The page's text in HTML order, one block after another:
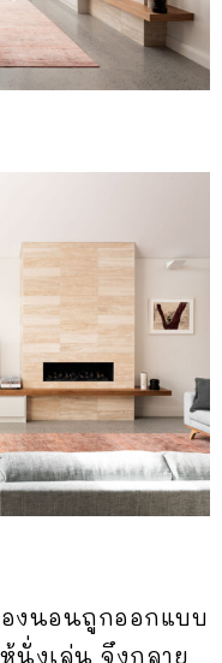
องนอนถูกออกแบบ
นั่งเล่น จึงกลาย